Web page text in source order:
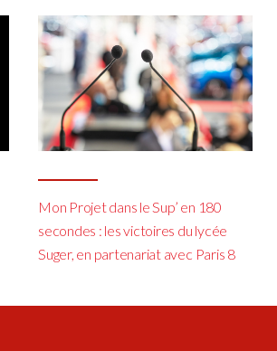
Mon Projet dans le Sup’ en 180
secondes : les victoires du lycée
Suger, en partenariat avec Paris 8